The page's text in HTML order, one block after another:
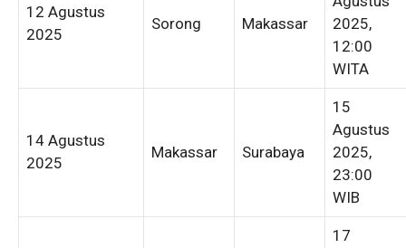
12 Agustus
2025
Sorong Makassar
2025,
12:00
WITA
14 Agustus
2025
Makassar Surabaya
15
Agustus
2025,
23:00
WIB
17